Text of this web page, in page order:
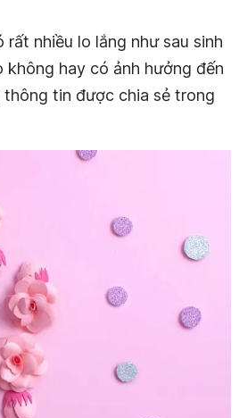
nhiều lo lắng như sau sinh
hay có ảnh hưởng đến
tin được chia sẻ trong